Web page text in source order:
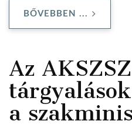
BŐVEBBEN ...
Az AKSZSZ
a